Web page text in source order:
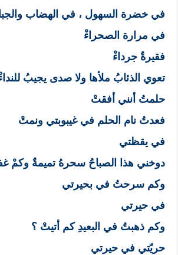
في خضرة السهول ، في الهضاب
في مرارة الصحراءْ
فقيرةٌ جرداءْ
تعوي الذئابُ ملأها ولا صدى يجيبُ
حلمتُ أنني أفقتْ
فعدتُ نام الحلم في غيبوبتي ونمتْ
في يقظتي
دوخني هذا الصباحُ سحرهُ تميمةٌ وكمْ
وكم سرحتُ في بحيرتي
في حيرتي
وكم ذهبتُ في البعيدِ كم أتيتْ ؟
حريّتي في حيرتي